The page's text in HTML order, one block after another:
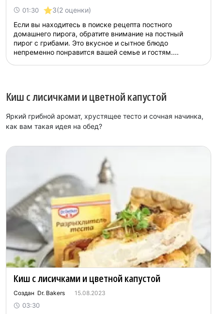
01:30 3(2 оценки)
Если вы находитесь в поиске рецепта постного
домашнего пирога, обратите внимание на постный
пирог с грибами. Это вкусное и сытное блюдо
непременно понравится вашей семье и гостям....
Киш с лисичками и цветной капустой
Яркий грибной аромат, хрустящее тесто и сочная начинка,
как вам такая идея на обед?
Киш с лисичками и цветной капустой
Создан Dr. Bakers 15.08.2023
03:30